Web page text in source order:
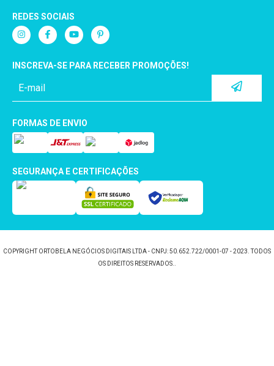
REDES SOCIAIS
INSCREVA-SE PARA RECEBER PROMOÇÕES!
FORMAS DE ENVIO
SEGURANÇA E CERTIFICAÇÕES
COPYRIGHT ORTOBELA NEGÓCIOS DIGITAIS LTDA - CNPJ: 50.652.722/0001-07 - 2023. TODOS
OS DIREITOS RESERVADOS..